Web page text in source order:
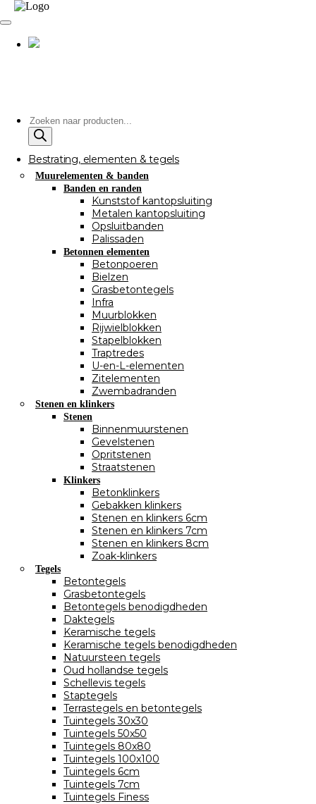
Producten
zoeken
Bestrating, elementen & tegels
Muurelementen & banden
Banden en randen
Kunststof kantopsluiting
Metalen kantopsluiting
Opsluitbanden
Palissaden
Betonnen elementen
Betonpoeren
Bielzen
Grasbetontegels
Infra
Muurblokken
Rijwielblokken
Stapelblokken
Traptredes
U-en-L-elementen
Zitelementen
Zwembadranden
Stenen en klinkers
Stenen
Binnenmuurstenen
Gevelstenen
Opritstenen
Straatstenen
Klinkers
Betonklinkers
Gebakken klinkers
Stenen en klinkers 6cm
Stenen en klinkers 7cm
Stenen en klinkers 8cm
Zoak-klinkers
Tegels
Betontegels
Grasbetontegels
Betontegels benodigdheden
Daktegels
Keramische tegels
Keramische tegels benodigdheden
Natuursteen tegels
Oud hollandse tegels
Schellevis tegels
Staptegels
Terrastegels en betontegels
Tuintegels 30x30
Tuintegels 50x50
Tuintegels 80x80
Tuintegels 100x100
Tuintegels 6cm
Tuintegels 7cm
Tuintegels Finess